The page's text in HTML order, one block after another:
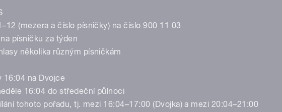
(mezera a číslo písničky) na číslo 900 11 03
písničku za týden
několika různým písničkám
16:04 na Dvojce
16:04 do středeční půlnoci
tohoto pořadu, tj. mezi 16:04–17:00 (Dvojka) a mezi 20:04–21:00